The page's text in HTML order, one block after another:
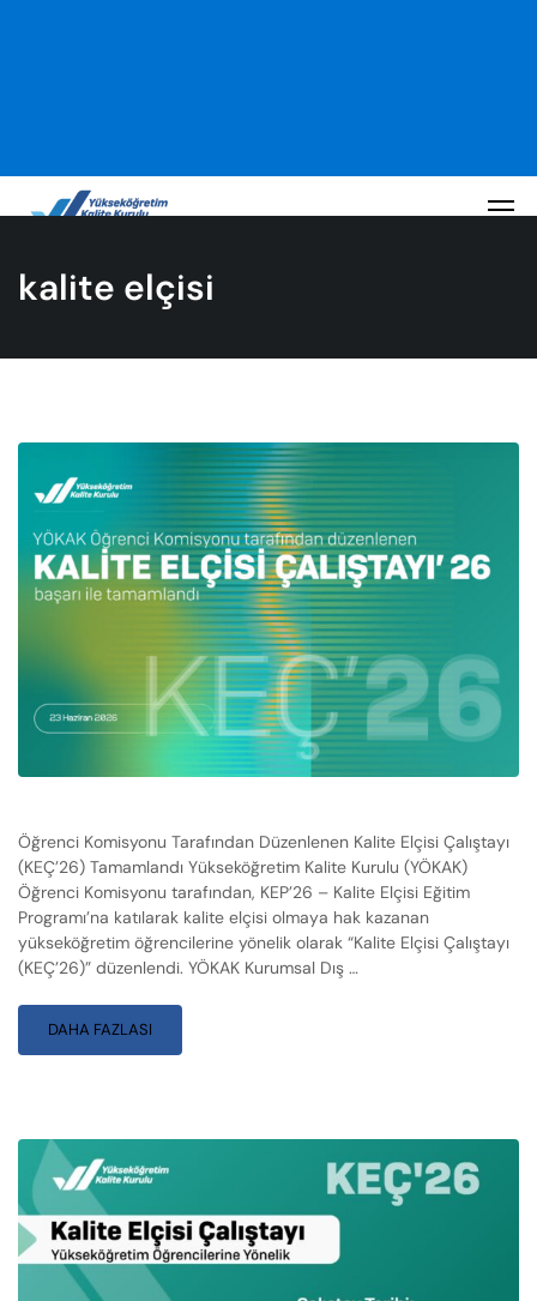
kalite elçisi
Öğrenci Komisyonu Tarafından Düzenlenen Kalite Elçisi Çalıştayı
(KEÇ’26) Tamamlandı Yükseköğretim Kalite Kurulu (YÖKAK)
Öğrenci Komisyonu tarafından, KEP’26 – Kalite Elçisi Eğitim
Programı’na katılarak kalite elçisi olmaya hak kazanan
yükseköğretim öğrencilerine yönelik olarak “Kalite Elçisi Çalıştayı
(KEÇ’26)” düzenlendi. YÖKAK Kurumsal Dış …
DAHA FAZLASI